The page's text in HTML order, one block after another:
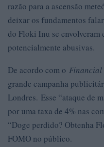
razão para a ascensão
deixar os fundamentos
do Floki Inu se envolveram
potencialmente abusivas.
De acordo com o Financial
grande campanha
Londres. Esse “ataque de
por uma taxa de 4% nas
“Doge perdido? Obtenha
FOMO no público.